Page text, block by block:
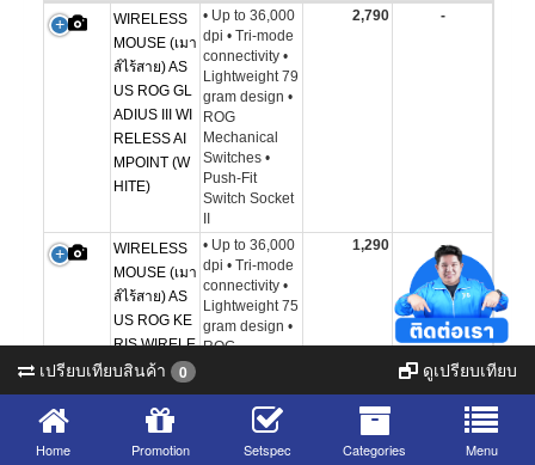
WIRELESS
MOUSE (เมา
ส์ไร้สาย) AS
US ROG GL
ADIUS III WI
RELESS AI
MPOINT (W
HITE)
• Up to 36,000
dpi • Tri-mode
connectivity •
Lightweight 79
gram design •
ROG
Mechanical
Switches •
Push-Fit
Switch Socket
2,790 -
WIRELESS
MOUSE (เมา
ส์ไร้สาย) AS
US ROG KE
RIS WIRELE
SS AIMPOIN
T (BLACK)
• Up to 36,000
dpi • Tri-mode
connectivity •
Lightweight 75
gram design •
ROG
Push-Fit
Switch Socket
1,290 -
เปรียบเทียบสินค้า 0 ดูเปรียบเทียบ
Home Promotion Setspec Categories Menu